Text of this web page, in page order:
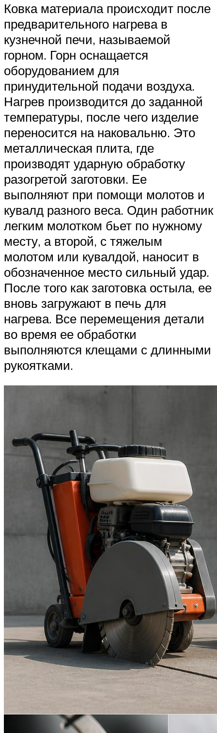
Ковка материала происходит после
предварительного нагрева в
кузнечной печи, называемой
горном. Горн оснащается
оборудованием для
принудительной подачи воздуха.
Нагрев производится до заданной
температуры, после чего изделие
переносится на наковальню. Это
металлическая плита, где
производят ударную обработку
разогретой заготовки. Ее
выполняют при помощи молотов и
кувалд разного веса. Один работник
легким молотком бьет по нужному
месту, а второй, с тяжелым
молотом или кувалдой, наносит в
обозначенное место сильный удар.
После того как заготовка остыла, ее
вновь загружают в печь для
нагрева. Все перемещения детали
во время ее обработки
выполняются клещами с длинными
рукоятками.